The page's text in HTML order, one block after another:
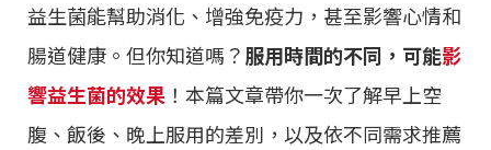
益生菌能幫助消化、增強免疫力，甚至影響心情和
腸道健康。但你知道嗎？服用時間的不同，可能影
響益生菌的效果 ！本篇文章帶你一次了解早上空
腹、飯後、晚上服用的差別，以及依不同需求推薦